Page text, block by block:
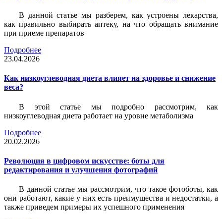
В данной статье мы разберем, как устроены лекарства,
как правильно выбирать аптеку, на что обращать внимание
при приеме препаратов
Подробнее
23.04.2026
Как низкоуглеводная диета влияет на здоровье и снижение
веса?
В этой статье мы подробно рассмотрим, как
низкоуглеводная диета работает на уровне метаболизма
Подробнее
20.02.2026
Революция в цифровом искусстве: боты для
редактирования и улучшения фотографий
В данной статье мы рассмотрим, что такое фотоботы, как
они работают, какие у них есть преимущества и недостатки, а
также приведем примеры их успешного применения